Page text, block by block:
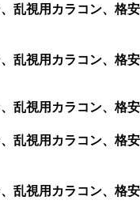
乱視用カラコン、格
乱視用カラコン、格
乱視用カラコン、格
乱視用カラコン、格
乱視用カラコン、格